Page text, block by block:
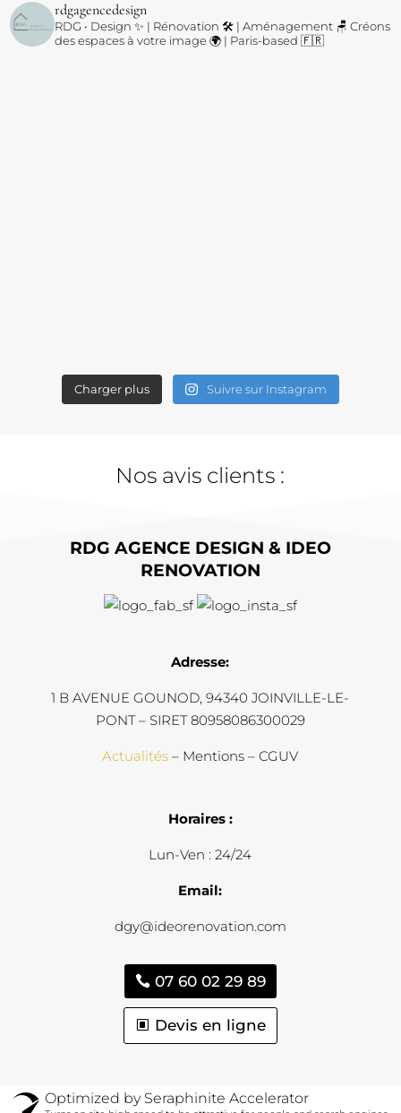
rdgagencedesign
RDG • Design ✨ | Rénovation 🛠️ | Aménagement 🪑 Créons
des espaces à votre image 🌍 | Paris-based 🇫🇷
Charger plus Suivre sur Instagram
Nos avis clients :
RDG AGENCE DESIGN & IDEO
RENOVATION
Adresse:
1 B AVENUE GOUNOD, 94340 JOINVILLE-LE-
PONT – SIRET 80958086300029
Actualités – Mentions – CGUV
Horaires :
Lun-Ven : 24/24
Email:
dgy@ideorenovation.com
07 60 02 29 89
Devis en ligne
Optimized by Seraphinite Accelerator